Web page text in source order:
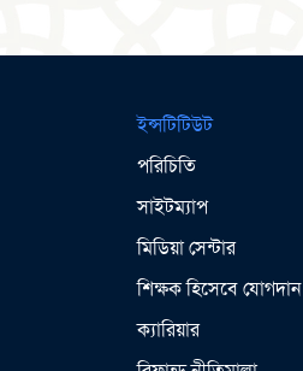
ইন্সটিটিউট
পরিচিতি
সাইটম্যাপ
মিডিয়া সেন্টার
শিক্ষক হিসেবে যোগদান
ক্যারিয়ার